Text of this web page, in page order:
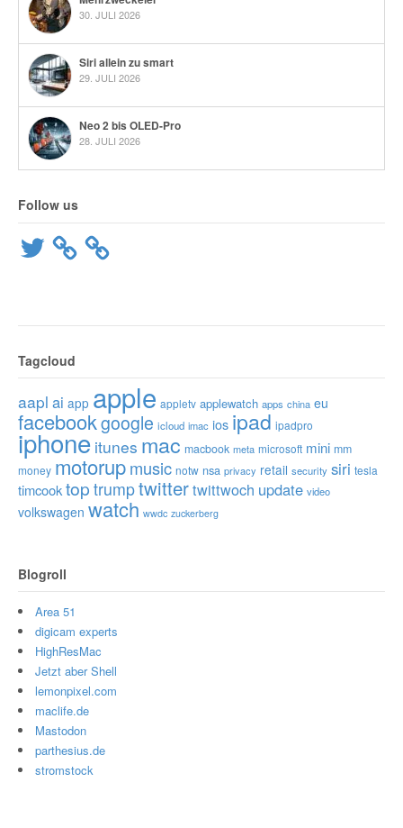
30. JULI 2026
Siri allein zu smart
29. JULI 2026
Neo 2 bis OLED-Pro
28. JULI 2026
Follow us
Twitter
Tagcloud
aapl ai app apple appletv applewatch apps china eu
facebookgoogle icloud imac ios ipad ipadpro
iphone itunes mac macbook meta microsoft mini mm
money motorupmusic notw nsa privacy retail security siri tesla
timcooktop trumptwittertwittwoch update video
volkswagen watch wwdc zuckerberg
Blogroll
Area 51
digicam experts
HighResMac
Jetzt aber Shell
lemonpixel.com
maclife.de
Mastodon
parthesius.de
stromstock